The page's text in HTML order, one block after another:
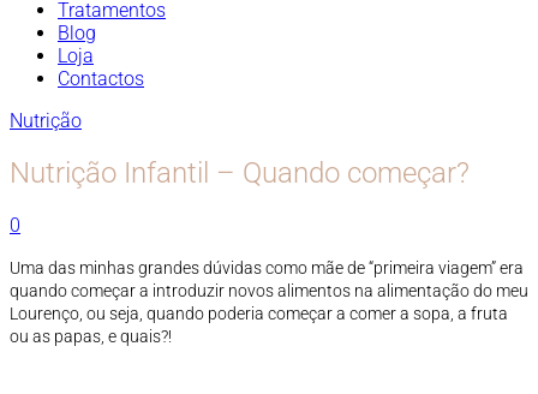
Tratamentos
Blog
Loja
Contactos
Nutrição
Nutrição Infantil – Quando começar?
0
Uma das minhas grandes dúvidas como mãe de “primeira viagem” era
quando começar a introduzir novos alimentos na alimentação do meu
Lourenço, ou seja, quando poderia começar a comer a sopa, a fruta
ou as papas, e quais?!